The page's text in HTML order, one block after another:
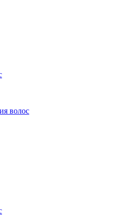
волос